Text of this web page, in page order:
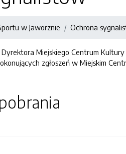
w Jaworznie Ochrona
Miejskiego Centrum
zgłoszeń w Miejskim